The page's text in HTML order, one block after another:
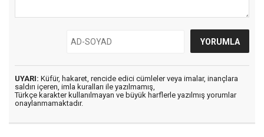
UYARI: Küfür, hakaret, rencide edici cümleler veya imalar, inançlara
saldırı içeren, imla kuralları ile yazılmamış,
Türkçe karakter kullanılmayan ve büyük harflerle yazılmış yorumlar
onaylanmamaktadır.